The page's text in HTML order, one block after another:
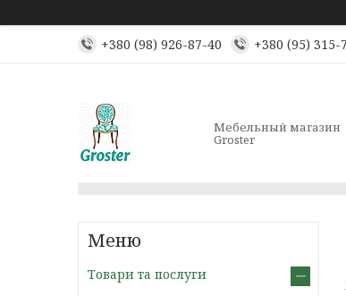
+380 (98) 926-87-40 +380 (95) 315-
Мебельный магазин
Groster
Товари та послуги